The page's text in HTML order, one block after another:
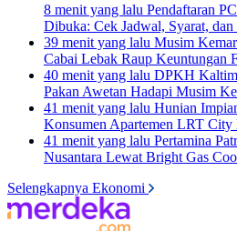
8 menit yang lalu Pendaftaran
Dibuka: Cek Jadwal, Syarat,
39 menit yang lalu Musim
Cabai Lebak Raup Keuntungan
40 menit yang lalu DPKH Kaltim
Pakan Awetan Hadapi Musim
41 menit yang lalu Hunian
Konsumen Apartemen LRT City
41 menit yang lalu Pertamina
Nusantara Lewat Bright Gas
Selengkapnya Ekonomi